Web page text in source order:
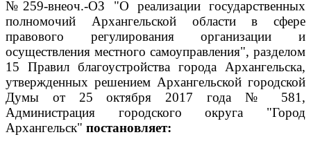
№259-внеоч.-ОЗ "О реализации государственных
полномочий Архангельской области в сфере
правового регулирования организации и
осуществления местного самоуправления", разделом
15 Правил благоустройства города Архангельска,
утвержденных решением Архангельской городской
Думы от 25 октября 2017 года № 581,
Администрация городского округа "Город
Архангельск" постановляет: